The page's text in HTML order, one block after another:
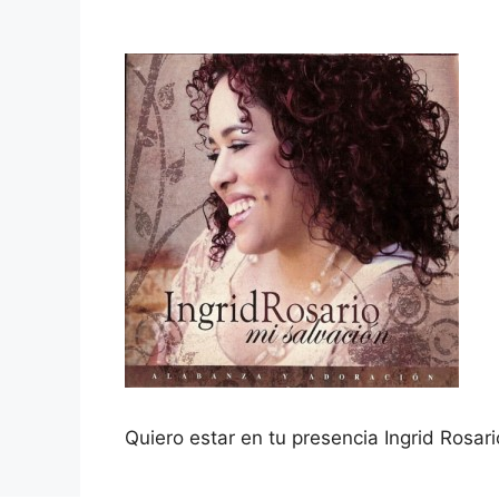
Quiero estar en tu presencia Ingrid